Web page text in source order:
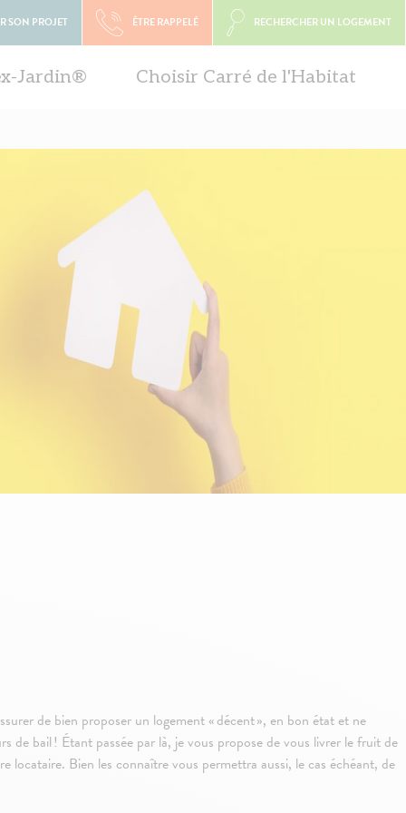
SON PROJET ÊTRE RAPPELÉ RECHERCHER UN LOGEMENT
Jardin® Choisir Carré de l'Habitat
de bien proposer un logement « décent », en bon état et ne
de bail ! Étant passée par là, je vous propose de vous livrer le fruit de
Bien les connaître vous permettra aussi, le cas échéant, de